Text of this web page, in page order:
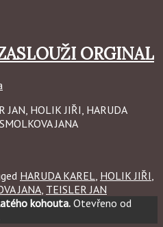
ORGINAL
HOLIK JIŘI, HARUDA
JANA
HARUDA KAREL HOLIK JIŘI
JANA TEISLER JAN
kohouta. Otevřeno od